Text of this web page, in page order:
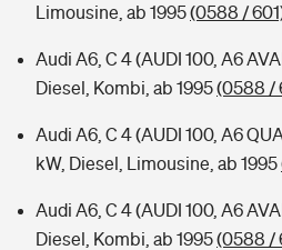
Limousine, ab 1995(0588 /
Audi A6, C 4 (AUDI 100, A6
Diesel, Kombi, ab 1995(0588 /
Audi A6, C 4 (AUDI 100, A6
kW, Diesel, Limousine, ab 1995
Audi A6, C 4 (AUDI 100, A6
Diesel, Kombi, ab 1995(0588 /